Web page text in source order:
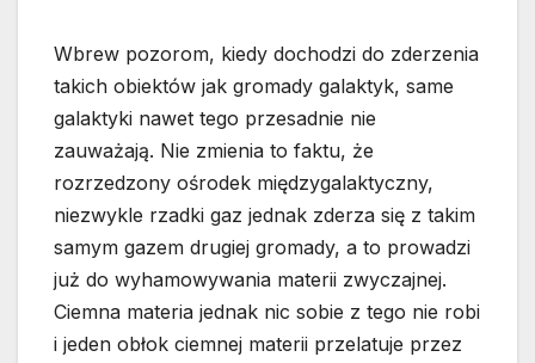
Wbrew pozorom, kiedy dochodzi do zderzenia
takich obiektów jak gromady galaktyk, same
galaktyki nawet tego przesadnie nie
zauważają. Nie zmienia to faktu, że
rozrzedzony ośrodek międzygalaktyczny,
niezwykle rzadki gaz jednak zderza się z takim
samym gazem drugiej gromady, a to prowadzi
już do wyhamowywania materii zwyczajnej.
Ciemna materia jednak nic sobie z tego nie robi
i jeden obłok ciemnej materii przelatuje przez